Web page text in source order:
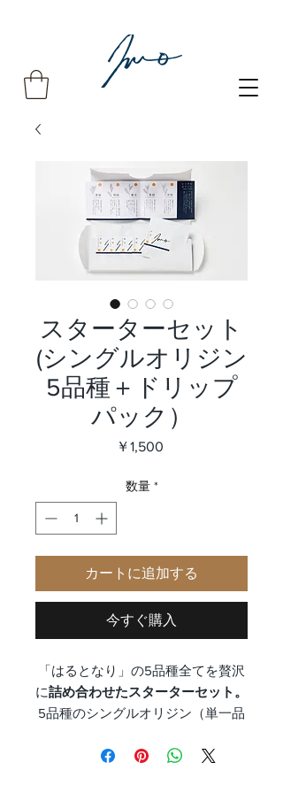
スターターセット
(シングルオリジン
5品種＋ドリップ
パック）
￥1,500価
数量 *
カートに追加する
今すぐ購入
「はるとなり」の5品種全てを贅沢
に詰め合わせたスターターセット。
5品種のシングルオリジン（単一品
本商品は急須がない方でも気軽に楽